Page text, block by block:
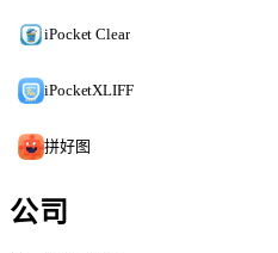
iPocket Clear
iPocketXLIFF
拼好图
公司